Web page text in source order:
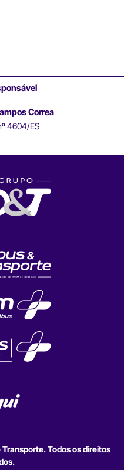
Correa
4604/ES
Todos os direitos